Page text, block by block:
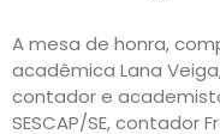
A mesa de honra,
acadêmica Lana
contador e
SESCAP/SE, contador